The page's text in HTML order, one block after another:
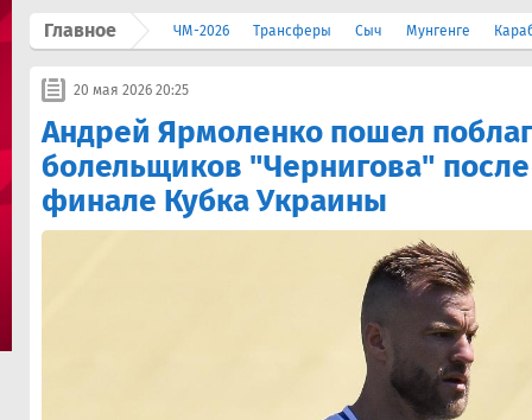
Главное ЧМ-2026 Трансферы Сыч Мунгенге
20 мая 2026 20:25
Андрей Ярмоленко пошел
болельщиков "Чернигова"
финале Кубка Украины